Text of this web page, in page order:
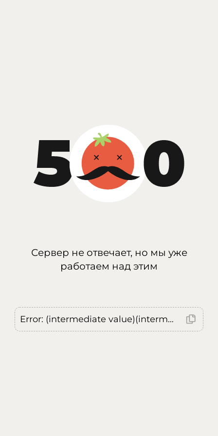
Сервер не отвечает, но мы уже
работаем над этим
Error: (intermediate value)(intermediate value)(intermediate value).replaceAll is not a function